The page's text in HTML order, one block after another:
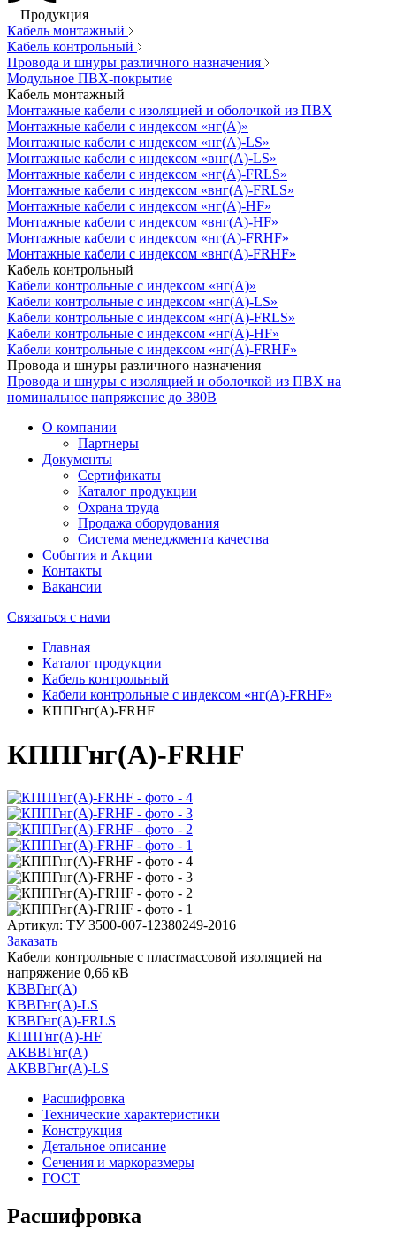
Продукция
Кабель монтажный
Кабель контрольный
Провода и шнуры различного назначения
Модульное ПВХ-покрытие
Кабель монтажный
Монтажные кабели с изоляцией и оболочкой из ПВХ
Монтажные кабели с индексом «нг(А)»
Монтажные кабели с индексом «нг(А)-LS»
Монтажные кабели с индексом «внг(А)-LS»
Монтажные кабели с индексом «нг(А)-FRLS»
Монтажные кабели с индексом «внг(А)-FRLS»
Монтажные кабели с индексом «нг(А)-HF»
Монтажные кабели с индексом «внг(А)-HF»
Монтажные кабели с индексом «нг(А)-FRHF»
Монтажные кабели с индексом «внг(А)-FRHF»
Кабель контрольный
Кабели контрольные с индексом «нг(А)»
Кабели контрольные с индексом «нг(А)-LS»
Кабели контрольные с индексом «нг(А)-FRLS»
Кабели контрольные с индексом «нг(А)-HF»
Кабели контрольные с индексом «нг(А)-FRHF»
Провода и шнуры различного назначения
Провода и шнуры с изоляцией и оболочкой из ПВХ на
номинальное напряжение до 380В
О компании
Партнеры
Документы
Сертификаты
Каталог продукции
Охрана труда
Продажа оборудования
Система менеджмента качества
События и Акции
Контакты
Вакансии
Связаться с нами
Главная
Каталог продукции
Кабель контрольный
Кабели контрольные с индексом «нг(А)-FRHF»
КППГнг(А)-FRHF
КППГнг(А)-FRHF
Артикул: ТУ 3500-007-12380249-2016
Заказать
Кабели контрольные с пластмассовой изоляцией на
напряжение 0,66 кВ
КВВГнг(А)
КВВГнг(А)-LS
КВВГнг(А)-FRLS
КППГнг(А)-HF
АКВВГнг(А)
АКВВГнг(А)-LS
Расшифровка
Технические характеристики
Конструкция
Детальное описание
Сечения и маркоразмеры
ГОСТ
Расшифровка